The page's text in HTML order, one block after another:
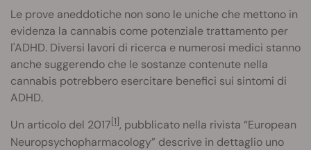
Le prove aneddotiche non sono le uniche che mettono in
evidenza la cannabis come potenziale trattamento per
l'ADHD. Diversi lavori di ricerca e numerosi medici stanno
anche suggerendo che le sostanze contenute nella
cannabis potrebbero esercitare benefici sui sintomi di
ADHD.
Un articolo del 2017[1], pubblicato nella rivista “European
Neuropsychopharmacology” descrive in dettaglio uno